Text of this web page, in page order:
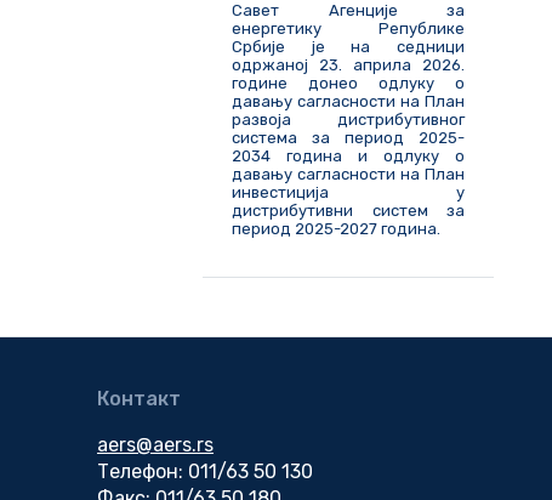
Савет Агенције за
енергетику Републике
Србије је на седници
одржаној 23. априла 2026.
године донео одлуку о
давању сагласности на План
развоја дистрибутивног
система за период 2025-
2034 година и одлуку о
давању сагласности на План
инвестиција у
дистрибутивни систем за
период 2025-2027 година.
Контакт
aers@aers.rs
Телефон: 011/63 50 130